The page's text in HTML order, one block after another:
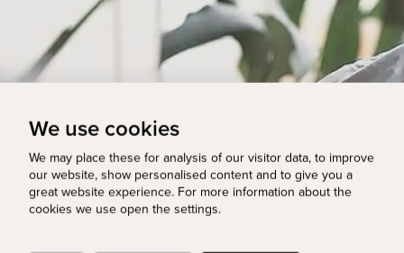
We use cookies
We may place these for analysis of our visitor data, to improve
our website, show personalised content and to give you a
great website experience. For more information about the
cookies we use open the settings.